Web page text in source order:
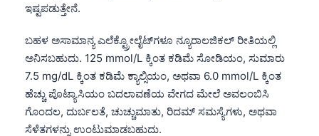
ಇಷ್ಟಪಡುತ್ತೇನೆ.
ಬಹಳ ಅಸಾಮಾನ್ಯ ಎಲೆಕ್ಟ್ರೋಲೈಟ್‌ಗಳೂ ನ್ಯೂರಾಲಜಿಕಲ್ ರೀತಿಯಲ್ಲಿ
ಅನಿಸಬಹುದು. 125 mmol/L ಕ್ಕಿಂತ ಕಡಿಮೆ ಸೋಡಿಯಂ, ಸುಮಾರು
7.5 mg/dL ಕ್ಕಿಂತ ಕಡಿಮೆ ಕ್ಯಾಲ್ಸಿಯಂ, ಅಥವಾ 6.0 mmol/L ಕ್ಕಿಂತ
ಹೆಚ್ಚು ಪೊಟ್ಯಾಸಿಯಂ ಬದಲಾವಣೆಯ ವೇಗದ ಮೇಲೆ ಅವಲಂಬಿಸಿ
ಗೊಂದಲ, ದುರ್ಬಲತೆ, ಚುಚ್ಚುಮಾತು, ರಿದಮ್ ಸಮಸ್ಯೆಗಳು, ಅಥವಾ
ಸೆಳೆತಗಳನ್ನು ಉಂಟುಮಾಡಬಹುದು.